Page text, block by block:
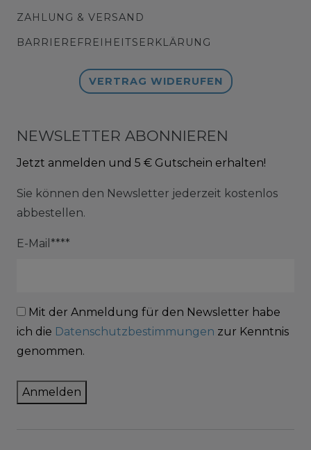
ZAHLUNG & VERSAND
BARRIEREFREIHEITSERKLÄRUNG
VERTRAG WIDERUFEN
NEWSLETTER ABONNIEREN
Jetzt anmelden und 5 € Gutschein erhalten!
Sie können den Newsletter jederzeit kostenlos
abbestellen.
E-Mail****
Mit der Anmeldung für den Newsletter habe
ich die Datenschutzbestimmungen zur Kenntnis
genommen.
Anmelden